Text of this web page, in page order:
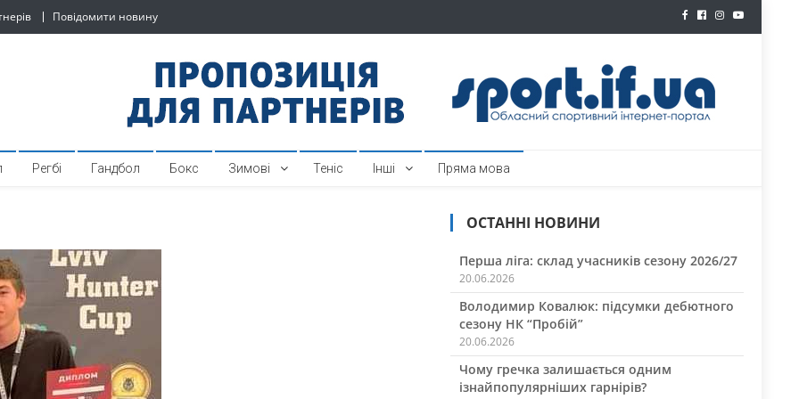
Повідомити новину
спортивний інтернет-портал
Регбі Гандбол Бокс Зимові Теніс Інші Пряма мова
ОСТАННІ НОВИНИ
Перша ліга: склад учасників сезону 2026/27
20.06.2026
Володимир Ковалюк: підсумки дебютного
сезону НК “Пробій”
20.06.2026
Чому гречка залишається одним
ізнайпопулярніших гарнірів?